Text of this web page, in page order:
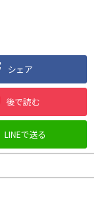
シェア
後で読む
LINEで送る